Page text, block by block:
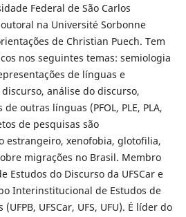
Federal de São Carlos
na Université Sorbonne
de Christian Puech. Tem
nos seguintes temas: semiologia
de línguas e
análise do discurso,
outras línguas (PFOL, PLE, PLA,
de pesquisas são
estrangeiro, xenofobia, glotofilia,
migrações no Brasil. Membro
Estudos do Discurso da UFSCar e
Interinstitucional de Estudos de
UFSCar, UFS, UFU). É líder do